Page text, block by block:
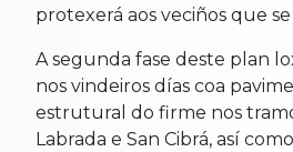
protexerá aos veciños que
A segunda fase deste plan
nos vindeiros días coa
estrutural do firme nos
Labrada e San Cibrá, así